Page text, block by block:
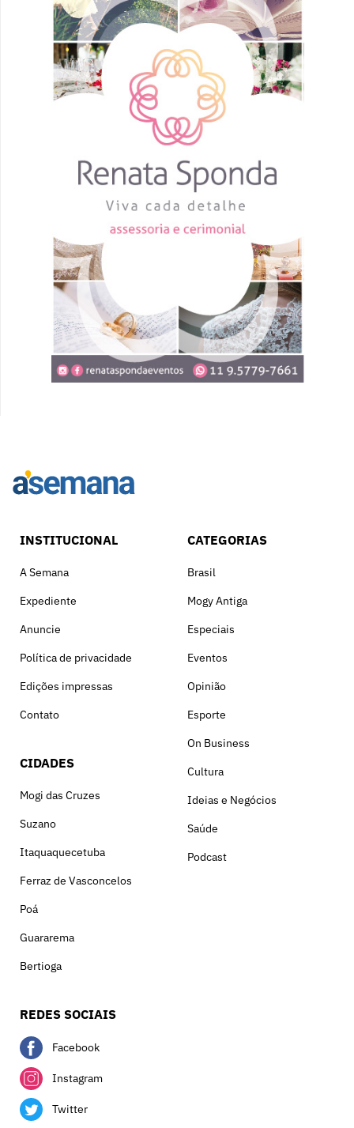
INSTITUCIONAL
A Semana
Expediente
Anuncie
Política de privacidade
Edições impressas
Contato
CIDADES
Mogi das Cruzes
Suzano
Itaquaquecetuba
Ferraz de Vasconcelos
Poá
Guararema
Bertioga
CATEGORIAS
Brasil
Mogy Antiga
Especiais
Eventos
Opinião
Esporte
On Business
Cultura
Ideias e Negócios
Saúde
Podcast
REDES SOCIAIS
Facebook
Instagram
Twitter